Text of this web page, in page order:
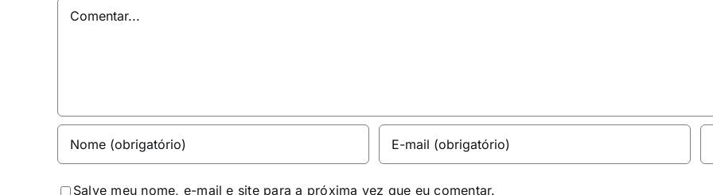
Comentar
Salve meu nome, e-mail e site para a próxima vez que eu comentar.